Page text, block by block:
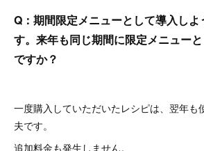
Q：期間限定メニューとして導入しよ
す。来年も同じ期間に限定メニュー
ですか？
一度購入していただいたレシピは、翌年も
夫です。
追加料金も発生しません。